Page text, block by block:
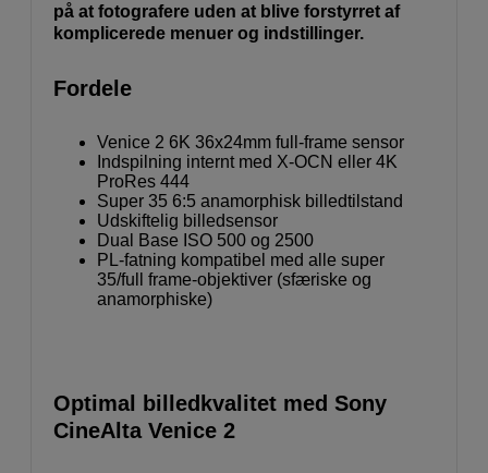
på at fotografere uden at blive forstyrret af
komplicerede menuer og indstillinger.
Fordele
Venice 2 6K 36x24mm full-frame sensor
Indspilning internt med X-OCN eller 4K
ProRes 444
Super 35 6:5 anamorphisk billedtilstand
Udskiftelig billedsensor
Dual Base ISO 500 og 2500
PL-fatning kompatibel med alle super
35/full frame-objektiver (sfæriske og
anamorphiske)
Optimal billedkvalitet med Sony
CineAlta Venice 2